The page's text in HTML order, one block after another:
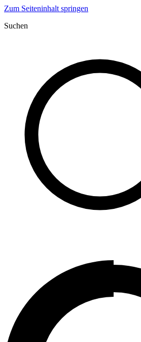
Zum Seiteninhalt springen
Suchen